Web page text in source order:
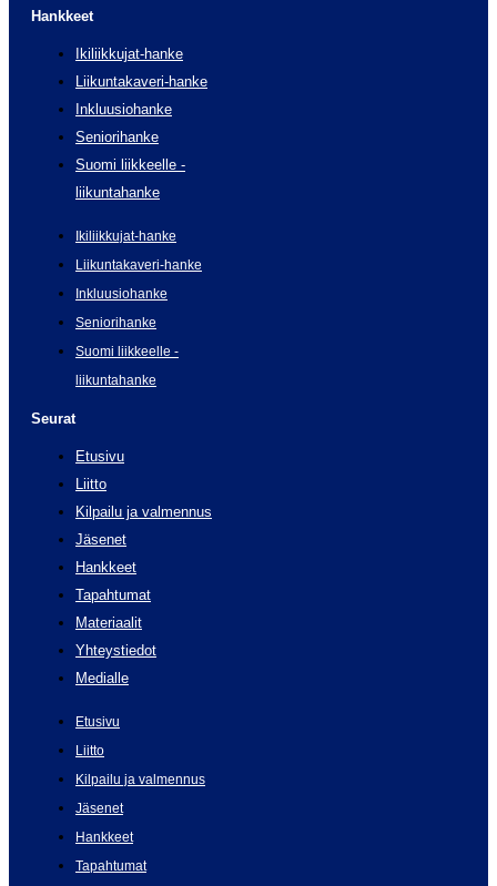
Hankkeet
Ikiliikkujat-hanke
Liikuntakaveri-hanke
Inkluusiohanke
Seniorihanke
Suomi liikkeelle -
liikuntahanke
Ikiliikkujat-hanke
Liikuntakaveri-hanke
Inkluusiohanke
Seniorihanke
Suomi liikkeelle -
liikuntahanke
Seurat
Etusivu
Liitto
Kilpailu ja valmennus
Jäsenet
Hankkeet
Tapahtumat
Materiaalit
Yhteystiedot
Medialle
Etusivu
Liitto
Kilpailu ja valmennus
Jäsenet
Hankkeet
Tapahtumat